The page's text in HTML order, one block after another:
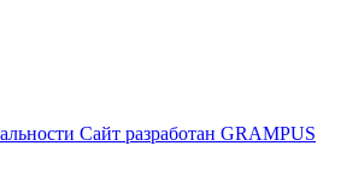
Сайт разработан GRAMPUS